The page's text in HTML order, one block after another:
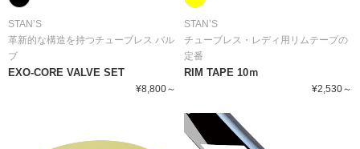
STAN’S
革新的な構造を持つチューブレス バル
ブ
EXO-CORE VALVE SET
¥8,800～
STAN’S
チューブレス・レディ用リムテープの
定番
RIM TAPE 10ｍ
¥2,530～